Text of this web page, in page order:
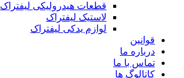
قطعات هیدرولیکی لیفتراک
لاستیک لیفتراک
لوازم یدکی لیفتراک
قوانین
درباره ما
تماس با ما
کاتالوگ ها